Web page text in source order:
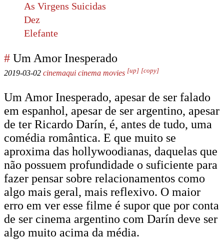
As Virgens Suicidas
Dez
Elefante
# Um Amor Inesperado
2019-03-02 cinemaqui cinema movies [up] [copy]
Um Amor Inesperado, apesar de ser falado
em espanhol, apesar de ser argentino, apesar
de ter Ricardo Darín, é, antes de tudo, uma
comédia romântica. E que muito se
aproxima das hollywoodianas, daquelas que
não possuem profundidade o suficiente para
fazer pensar sobre relacionamentos como
algo mais geral, mais reflexivo. O maior
erro em ver esse filme é supor que por conta
de ser cinema argentino com Darín deve ser
algo muito acima da média.